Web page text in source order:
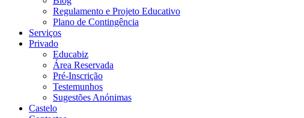
Regulamento e Projeto Educativo
Plano de Contingência
Serviços
Privado
Educabiz
Área Reservada
Pré-Inscrição
Testemunhos
Sugestões Anónimas
Castelo